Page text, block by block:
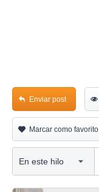
Enviar post
Marcar como favorito